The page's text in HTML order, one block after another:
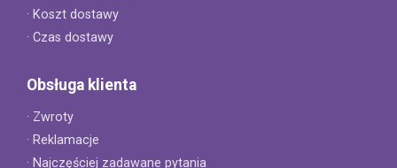
· Koszt dostawy
· Czas dostawy
Obsługa klienta
· Zwroty
· Reklamacje
· Najczęściej zadawane pytania